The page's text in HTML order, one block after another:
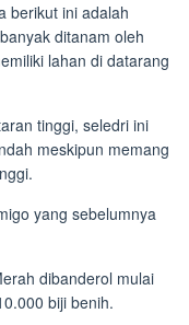
berikut ini adalah
ditanam oleh
lahan di datarang
tinggi, seledri ini
meskipun memang
yang sebelumnya
dibanderol mulai
biji benih.